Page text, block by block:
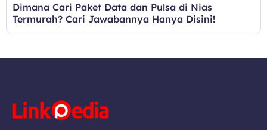
Dimana Cari Paket Data dan Pulsa di Nias
Termurah? Cari Jawabannya Hanya Disini!